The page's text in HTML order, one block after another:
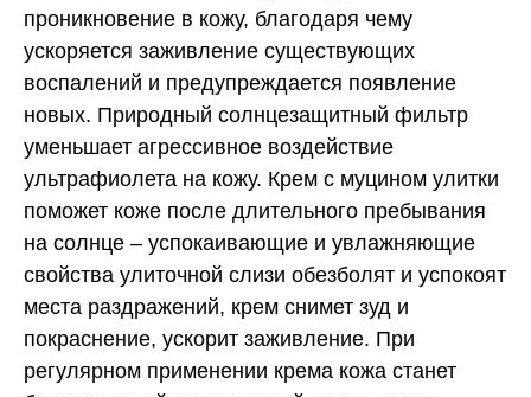
проникновение в кожу, благодаря чему
ускоряется заживление существующих
воспалений и предупреждается появление
новых. Природный солнцезащитный фильтр
уменьшает агрессивное воздействие
ультрафиолета на кожу. Крем с муцином улитки
поможет коже после длительного пребывания
на солнце – успокаивающие и увлажняющие
свойства улиточной слизи обезболят и успокоят
места раздражений, крем снимет зуд и
покраснение, ускорит заживление. При
регулярном применении крема кожа станет